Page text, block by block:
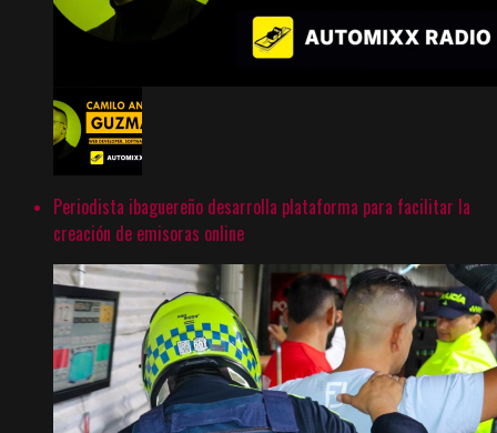
Periodista ibaguereño desarrolla plataforma para facilitar la
creación de emisoras online